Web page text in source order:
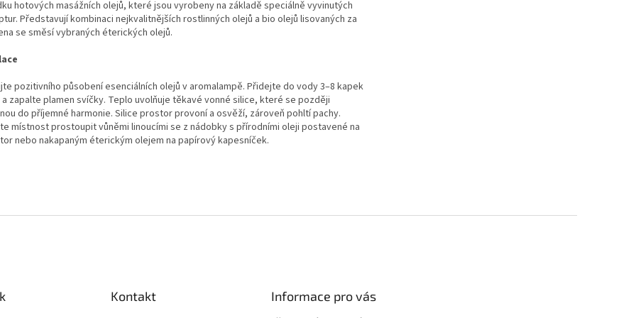
hotových masážních olejů, které jsou vyrobeny na základě speciálně vyvinutých
Představují kombinaci nejkvalitnějších rostlinných olejů a bio olejů lisovaných za
se směsí vybraných éterických olejů.
pozitivního působení esenciálních olejů v aromalampě. Přidejte do vody 3–8 kapek
zapalte plamen svíčky. Teplo uvolňuje těkavé vonné silice, které se později
do příjemné harmonie. Silice prostor provoní a osvěží, zároveň pohltí pachy.
místnost prostoupit vůněmi linoucími se z nádobky s přírodními oleji postavené na
nebo nakapaným éterickým olejem na papírový kapesníček.
Kontakt Informace pro vás